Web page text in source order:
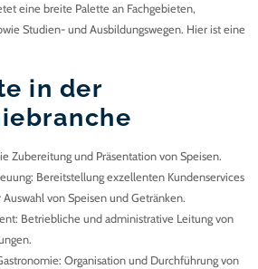
eine breite Palette an Fachgebieten,
Studien- und Ausbildungswegen. Hier ist eine
in der
Zubereitung und Präsentation von Speisen.
: Bereitstellung exzellenten Kundenservices
von Speisen und Getränken.
: Betriebliche und administrative Leitung von
: Organisation und Durchführung von